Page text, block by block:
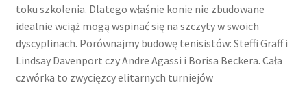
toku szkolenia. Dlatego właśnie konie nie zbudowane
idealnie wciąż mogą wspinać się na szczyty w swoich
dyscyplinach. Porównajmy budowę tenisistów: Steffi Graff i
Lindsay Davenport czy Andre Agassi i Borisa Beckera. Cała
czwórka to zwycięzcy elitarnych turniejów